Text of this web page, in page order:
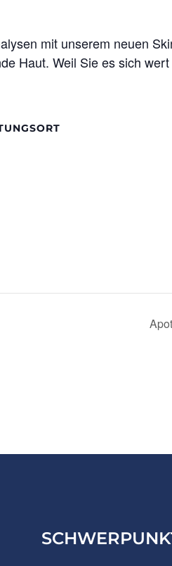
mit unserem neuen
Haut. Weil Sie es sich